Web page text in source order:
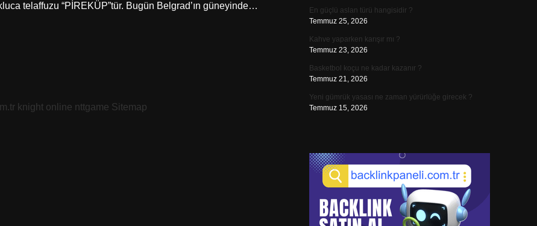
telaffuzu “PİREKÜP”tür. Bugün Belgrad’ın güneyinde…
knight online nttgame Sitemap
En güçlü aslan türü hangisidir ?
Temmuz 25, 2026
Kahve yaparken karışır mı ?
Temmuz 23, 2026
Basketbol koçu ne kadar kazanır ?
Temmuz 21, 2026
Yeni gümrük yasası ne zaman yürürlüğe girecek ?
Temmuz 15, 2026